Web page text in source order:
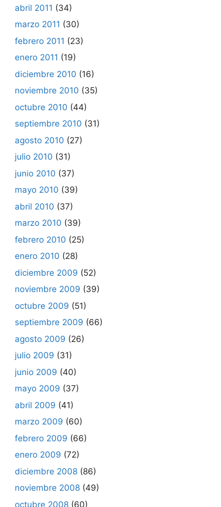
abril 2011 (34)
marzo 2011 (30)
febrero 2011 (23)
enero 2011 (19)
diciembre 2010 (16)
noviembre 2010 (35)
octubre 2010 (44)
septiembre 2010 (31)
agosto 2010 (27)
julio 2010 (31)
junio 2010 (37)
mayo 2010 (39)
abril 2010 (37)
marzo 2010 (39)
febrero 2010 (25)
enero 2010 (28)
diciembre 2009 (52)
noviembre 2009 (39)
octubre 2009 (51)
septiembre 2009 (66)
agosto 2009 (26)
julio 2009 (31)
junio 2009 (40)
mayo 2009 (37)
abril 2009 (41)
marzo 2009 (60)
febrero 2009 (66)
enero 2009 (72)
diciembre 2008 (86)
noviembre 2008 (49)
octubre 2008 (60)